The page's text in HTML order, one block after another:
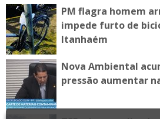
PM flagra homem
impede furto de
Itanhaém
Nova Ambiental
pressão aumentar